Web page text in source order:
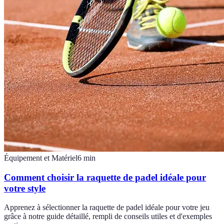
Équipement et Matériel6 min
Comment choisir la raquette de padel idéale pour
votre style
Apprenez à sélectionner la raquette de padel idéale pour votre jeu
grâce à notre guide détaillé, rempli de conseils utiles et d'exemples